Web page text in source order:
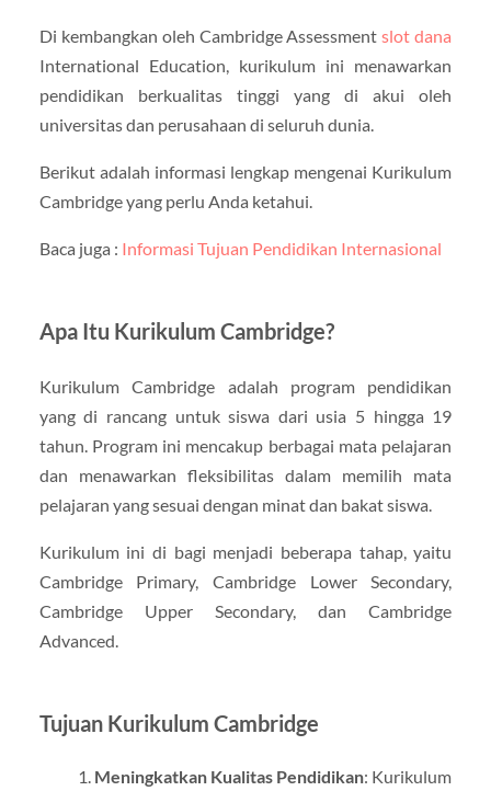
Di kembangkan oleh Cambridge Assessmentslot dana
International Education, kurikulum ini menawarkan
pendidikan berkualitas tinggi yang di akui oleh
universitas dan perusahaan di seluruh dunia.
Berikut adalah informasi lengkap mengenai Kurikulum
Cambridge yang perlu Anda ketahui.
Baca juga : Informasi Tujuan Pendidikan Internasional
Apa Itu Kurikulum Cambridge?
Kurikulum Cambridge adalah program pendidikan
yang di rancang untuk siswa dari usia 5 hingga 19
tahun. Program ini mencakup berbagai mata pelajaran
dan menawarkan fleksibilitas dalam memilih mata
pelajaran yang sesuai dengan minat dan bakat siswa.
Kurikulum ini di bagi menjadi beberapa tahap, yaitu
Cambridge Primary, Cambridge Lower Secondary,
Cambridge Upper Secondary, dan Cambridge
Advanced.
Tujuan Kurikulum Cambridge
Meningkatkan Kualitas Pendidikan: Kurikulum